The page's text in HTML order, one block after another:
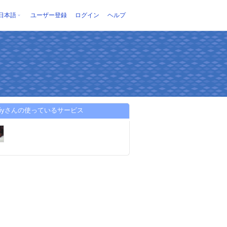
本語 ユーザー登録 ログイン ヘルプ
さんの使っているサービス